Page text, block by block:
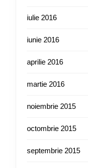
iulie 2016
iunie 2016
aprilie 2016
martie 2016
noiembrie 2015
octombrie 2015
septembrie 2015